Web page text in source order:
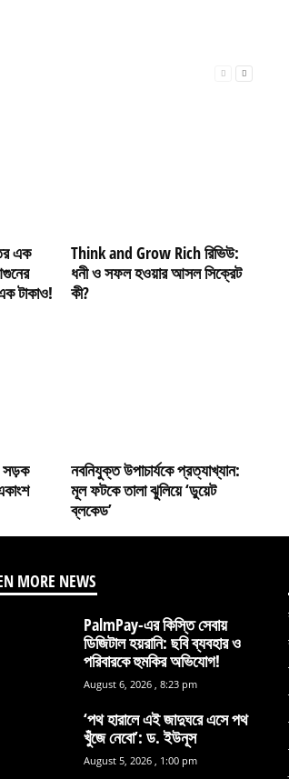
এক
টাকাও!
Think and Grow Rich রিভিউ:
ধনী ও সফল হওয়ার আসল সিক্রেট
কী?
সড়ক
নবনিযুক্ত উপাচার্যকে প্রত্যাখ্যান:
মূল ফটকে তালা ঝুলিয়ে ‘ডুয়েট
ব্লকেড’
MORE NEWS
PalmPay-এর কিস্তি সেবায়
ডিজিটাল হয়রানি: ছবি ব্যবহার ও
পরিবারকে হুমকির অভিযোগ!
August 6, 2026 , 8:23 pm
‘পথ হারালে এই জাদুঘরে এসে পথ
খুঁজে নেবো’: ড. ইউনূস
August 5, 2026 , 1:00 pm